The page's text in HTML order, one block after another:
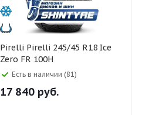
Pirelli Pirelli 245/45 R18 Ice
Zero FR 100H
Есть в наличии (81)
17 840 руб.